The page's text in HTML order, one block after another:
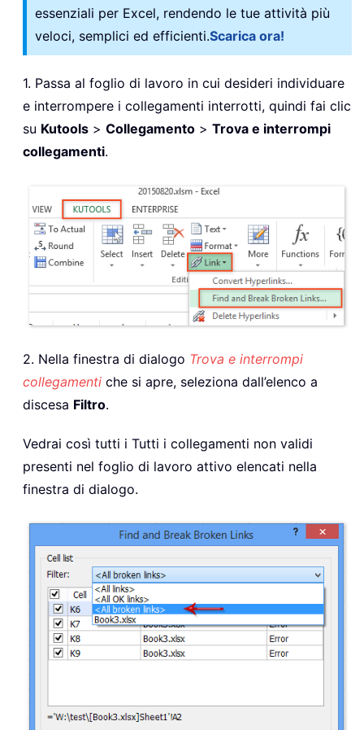
essenziali per Excel, rendendo le tue attività più
veloci, semplici ed efficienti.Scarica ora!
1. Passa al foglio di lavoro in cui desideri individuare
e interrompere i collegamenti interrotti, quindi fai clic
su Kutools > Collegamento > Trova e interrompi
collegamenti.
2. Nella finestra di dialogo Trova e interrompi
collegamenti che si apre, seleziona dall’elenco a
discesa Filtro.
Vedrai così tutti i Tutti i collegamenti non validi
presenti nel foglio di lavoro attivo elencati nella
finestra di dialogo.